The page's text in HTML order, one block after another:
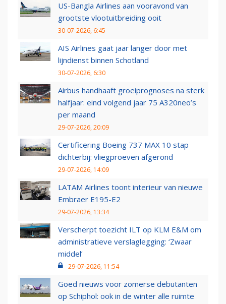
US-Bangla Airlines aan vooravond van
grootste vlootuitbreiding ooit
30-07-2026, 6:45
AIS Airlines gaat jaar langer door met
lijndienst binnen Schotland
30-07-2026, 6:30
Airbus handhaaft groeiprognoses na sterk
halfjaar: eind volgend jaar 75 A320neo’s
per maand
29-07-2026, 20:09
Certificering Boeing 737 MAX 10 stap
dichterbij: vliegproeven afgerond
29-07-2026, 14:09
LATAM Airlines toont interieur van nieuwe
Embraer E195-E2
29-07-2026, 13:34
Verscherpt toezicht ILT op KLM E&M om
administratieve verslaglegging: ‘Zwaar
middel’
29-07-2026, 11:54
Goed nieuws voor zomerse debutanten
op Schiphol: ook in de winter alle ruimte